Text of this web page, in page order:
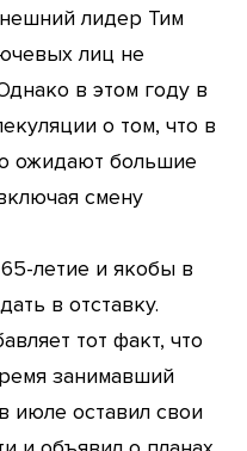
лидер Тим
лиц не
в этом году в
о том, что в
ожидают большие
смену
летие и якобы в
в отставку.
тот факт, что
занимавший
июле оставил свои